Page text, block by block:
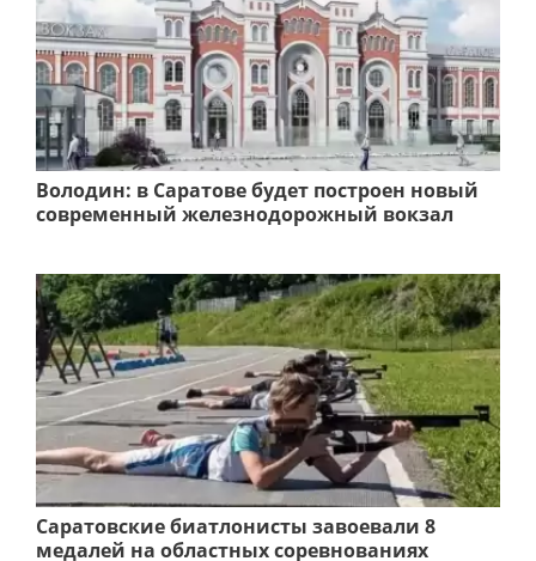
Володин: в Саратове будет построен новый
современный железнодорожный вокзал
Саратовские биатлонисты завоевали 8
медалей на областных соревнованиях